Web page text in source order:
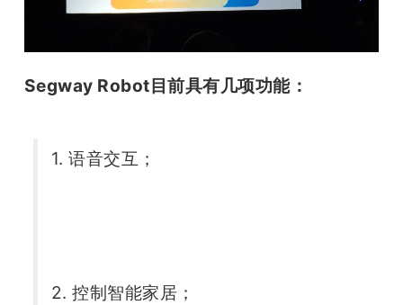
Segway Robot目前具有几项功能：
1. 语音交互；
2. 控制智能家居；